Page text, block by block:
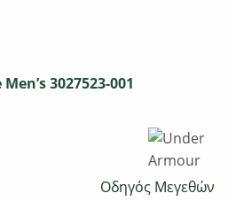
3027523-001
Οδηγός Μεγεθών